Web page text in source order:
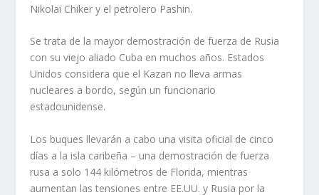
Nikolai Chiker y el petrolero Pashin.
Se trata de la mayor demostración de fuerza de Rusia
con su viejo aliado Cuba en muchos años. Estados
Unidos considera que el Kazan no lleva armas
nucleares a bordo, según un funcionario
estadounidense.
Los buques llevarán a cabo una visita oficial de cinco
días a la isla caribeña – una demostración de fuerza
rusa a solo 144 kilómetros de Florida, mientras
aumentan las tensiones entre EE.UU. y Rusia por la